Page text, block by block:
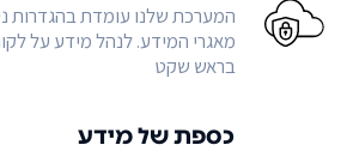
המערכת שלנו עומדת בהגדרות
מאגרי המידע. לנהל מידע על
בראש שקט
כספת של מידע